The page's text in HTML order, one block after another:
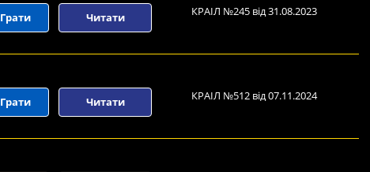
Грати Читати КРАІЛ №245 від 31.08.2023
Грати Читати КРАІЛ №512 від 07.11.2024